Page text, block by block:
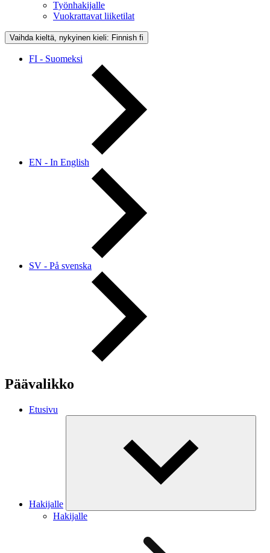
Työnhakijalle
Vuokrattavat liiketilat
Vaihda kieltä, nykyinen kieli: Finnish fi
FI - Suomeksi
EN - In English
SV - På svenska
Päävalikko
Etusivu
Hakijalle
Hakijalle